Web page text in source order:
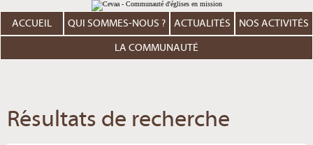
au
contenu.
Aller
personnels
ACCUEIL QUI SOMMES-NOUS ? ACTUALITÉS NOS ACTIVITÉS
LA COMMUNAUTÉ
Résultats de recherche